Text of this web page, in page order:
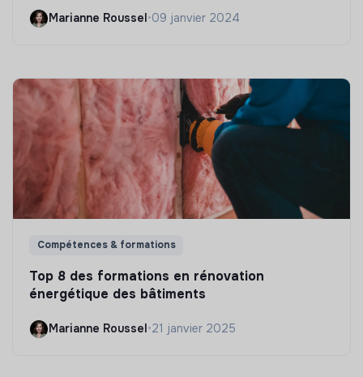
Marianne Roussel •09 janvier 2024
Compétences & formations
Top 8 des formations en rénovation
énergétique des bâtiments
Marianne Roussel•21 janvier 2025